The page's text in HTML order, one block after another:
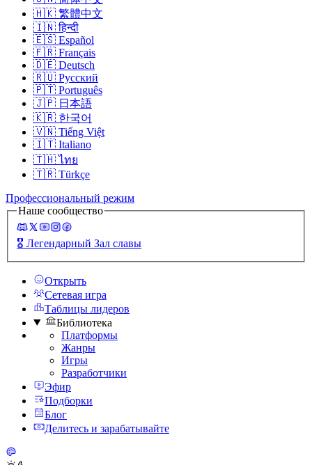
🇭🇰 繁體中文
🇮🇳 हिन्दी
🇪🇸 Español
🇫🇷 Français
🇩🇪 Deutsch
🇷🇺 Русский
🇵🇹 Português
🇯🇵 日本語
🇰🇷 한국어
🇻🇳 Tiếng Việt
🇮🇹 Italiano
🇹🇭 ไทย
🇹🇷 Türkçe
Профессиональный режим
Наше сообщество
🎖️ Легендарный Зал славы
Открыть
Сетевая игра
Таблицы лидеров
Библиотека
Платформы
Жанры
Игры
Разработчики
Эфир
Подборки
Блог
Делитесь и зарабатывайте